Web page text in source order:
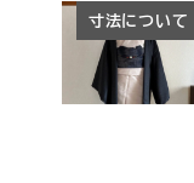
寸法について